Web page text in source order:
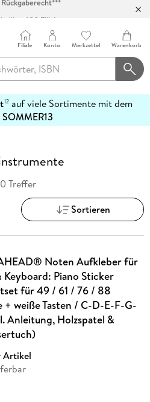
über 100 Filialen
Filiale Konto Merkzettel Warenkorb
12auf viele Sortimente mit dem
SOMMER13
Treffer
Sortieren
Noten Aufkleber für
Keyboard: Piano Sticker
für 49 / 61 / 76 / 88
+ weiße Tasten / C-D-E-F-G-
Anleitung, Holzspatel &
Artikel